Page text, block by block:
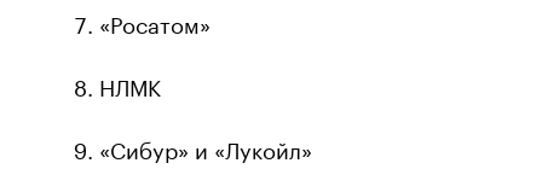
«Росатом»
НЛМК
«Сибур» и «Лукойл»